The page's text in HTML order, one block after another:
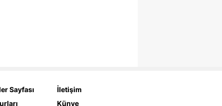
Sayfası
İletişim
Künye